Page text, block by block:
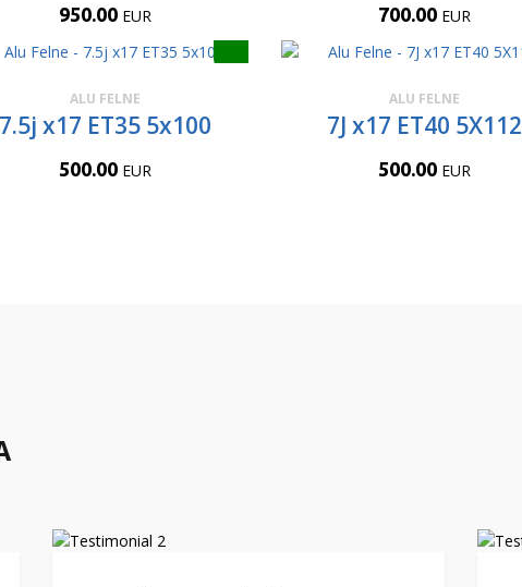
950.00 EUR 700.00 EUR
ALU FELNE
7.5j x17 ET35 5x100
500.00 EUR
ALU FELNE
7J x17 ET40 5X112
500.00 EUR